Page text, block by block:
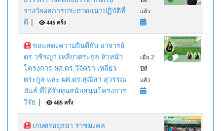
รางวัลผลการประกวดแนวปฏิบัติที่
ดี | 445 ครั้ง
แล้ว
ขอแสดงความยินดีกับ อาจารย์
ดร.วชิรญา เหลียวตระกูล หัวหน้า
โครงการ ผศ.ดร.วิจิตรา เหลียว
ตระกูล และ ผศ.ดร.สุณิสา สุวรรณ
พันธ์ ที่ได้รับทุนสนับสนุนโครงการ
วิจัย | 485 ครั้ง
เมื่อ 2
ปีที่
แล้ว
เกษตรอยุธยา ราชมงคล